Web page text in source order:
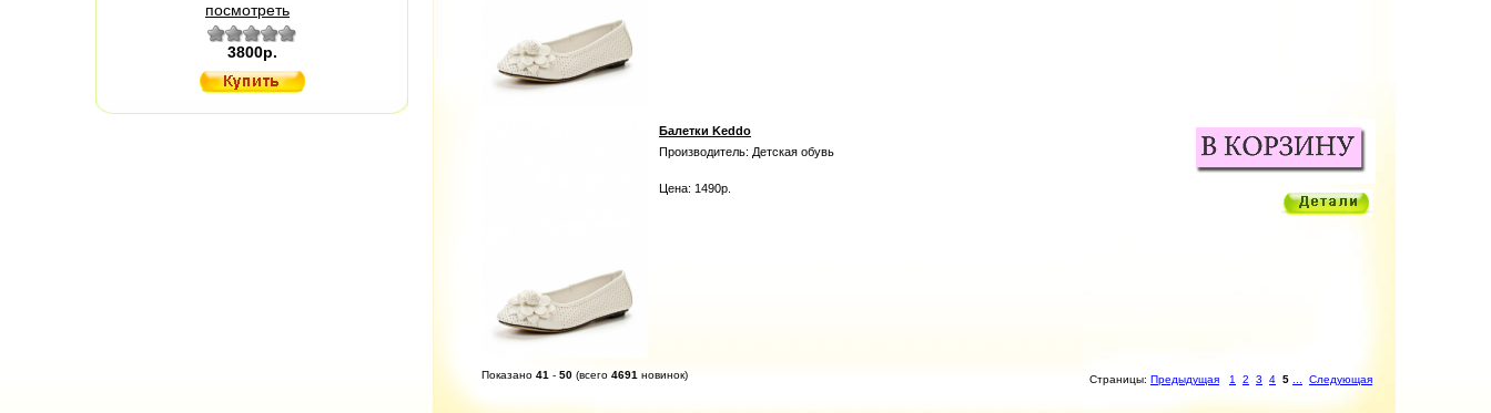
посмотреть
3800р.
Балетки Keddo
Производитель: Детская обувь
Цена: 1490р.
Показано 41 - 50 (всего 4691 новинок) Страницы: Предыдущая 1 2 3 4 5 Следующая